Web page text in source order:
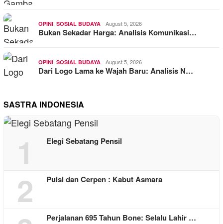
OPINI SOSIAL BUDAYA August 5, 2026
Bukan Sekadar Harga: Analisis Komunikasi…
OPINI SOSIAL BUDAYA August 5, 2026
Dari Logo Lama ke Wajah Baru: Analisis N…
SASTRA INDONESIA
1 Elegi Sebatang Pensil
2 Puisi dan Cerpen : Kabut Asmara
Perjalanan 695 Tahun Bone: Selalu Lahir …